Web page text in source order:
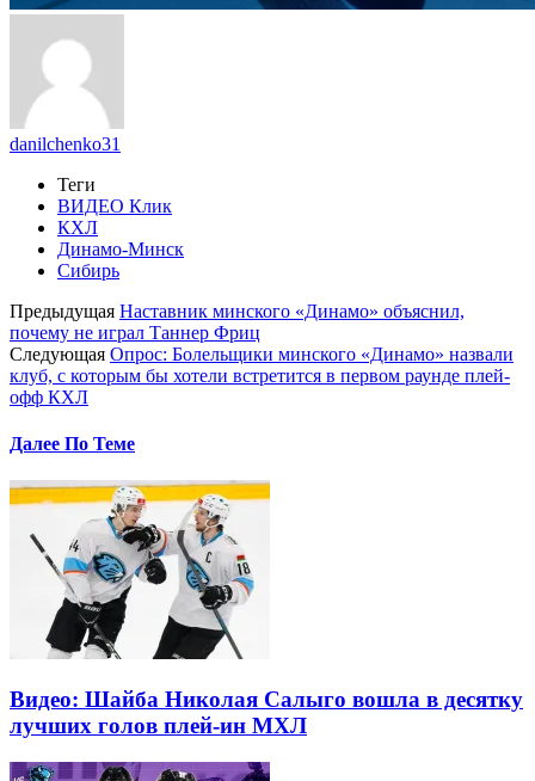
danilchenko31
Теги
ВИДЕО Клик
КХЛ
Динамо-Минск
Сибирь
Предыдущая Наставник минского «Динамо» объяснил,
почему не играл Таннер Фриц
Следующая Опрос: Болельщики минского «Динамо» назвали
клуб, с которым бы хотели встретится в первом раунде плей-
офф КХЛ
Далее По Теме
Видео: Шайба Николая Салыго вошла в десятку
лучших голов плей-ин МХЛ